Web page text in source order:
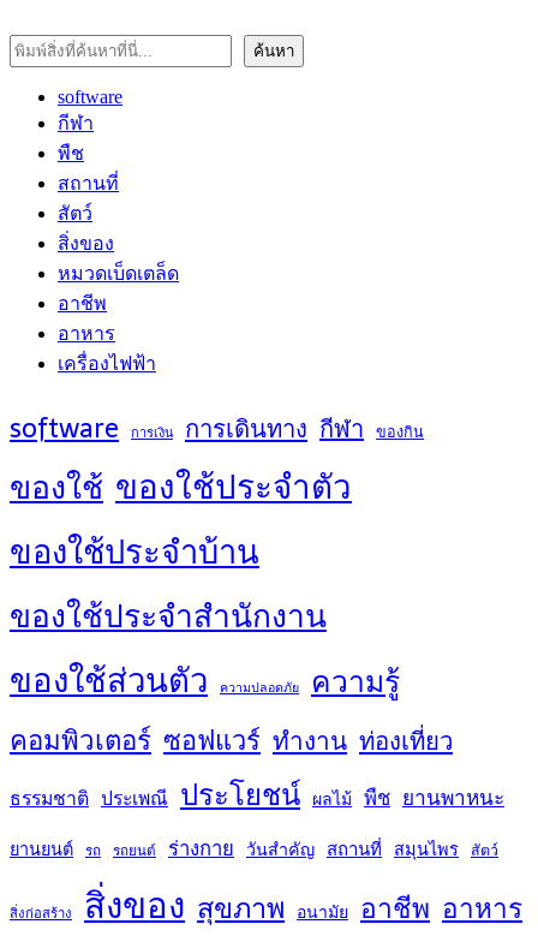
ค้นหา ค้นหา
software
กีฬา
พืช
สถานที่
สัตว์
สิ่งของ
หมวดเบ็ดเตล็ด
อาชีพ
อาหาร
เครื่องไฟฟ้า
software การเงิน การเดินทาง กีฬา ของกิน
ของใช้ ของใช้ประจำตัว
ของใช้ประจำบ้าน
ของใช้ประจำสำนักงาน
ของใช้ส่วนตัว ความปลอดภัย ความรู้
คอมพิวเตอร์ ซอฟแวร์ ทำงาน ท่องเที่ยว
ธรรมชาติ ประเพณี ประโยชน์ ผลไม้ พืช ยานพาหนะ
ยานยนต์ รถ รถยนต์ ร่างกาย วันสำคัญ สถานที่ สมุนไพร สัตว์
สิ่งก่อสร้าง สิ่งของ สุขภาพ อนามัย อาชีพ อาหาร